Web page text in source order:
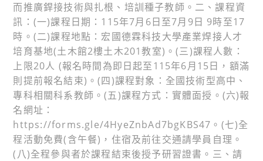
而推廣銲接技術與扎根、培訓種子教師。二、課程資
訊：(一)課程日期：115年7月6日至7月9日 9時至17
時。(二)課程地點：宏國德霖科技大學產業焊接人才
培育基地(土木館2樓土木201教室)。(三)課程人數：
上限20人 (報名時間為即日起至115年6月15日，額滿
則提前報名結束)。(四)課程對象：全國技術型高中、
專科相關科系教師。(五)課程方式：實體面授。(六)報
名網址：
https://forms.gle/4HyeZnbAd7bgKBS47。(七)全
程活動免費(含午餐)，住宿及前往交通請學員自理。
(八)全程參與者於課程結束後授予研習證書。三、請